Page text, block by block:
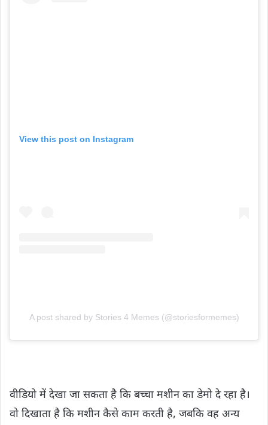
View this post on Instagram
A post shared by Stories 4 Memes (@storiesformemes)
वीडियो में देखा जा सकता है कि बच्चा मशीन का डेमो दे रहा है।
वो दिखाता है कि मशीन कैसे काम करती है, जबकि वह अन्य